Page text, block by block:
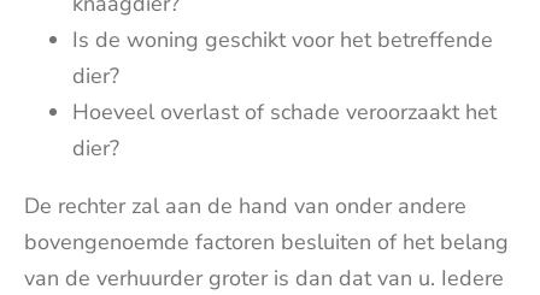
Is de woning geschikt voor het betreffende
dier?
Hoeveel overlast of schade veroorzaakt het
dier?
De rechter zal aan de hand van onder andere
bovengenoemde factoren besluiten of het belang
van de verhuurder groter is dan dat van u. Iedere